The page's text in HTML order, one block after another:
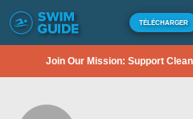
TÉLÉCHARGER
Join Our Mission: Support